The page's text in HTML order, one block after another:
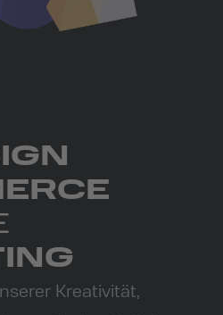
Kreativität,